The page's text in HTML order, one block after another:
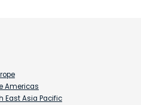
Americas
East Asia Pacific